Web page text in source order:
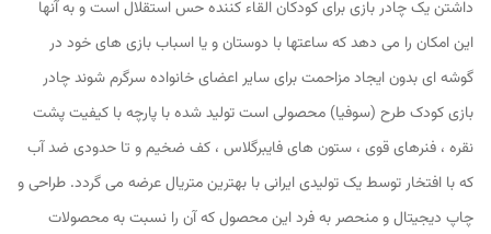
داشتن یک چادر بازی برای کودکان القاء کننده حس استقلال است و به آنها
این امکان را می دهد که ساعتها با دوستان و یا اسباب بازی های خود در
گوشه ای بدون ایجاد مزاحمت برای سایر اعضای خانواده سرگرم شوند چادر
بازی کودک طرح (سوفیا) محصولی است تولید شده با پارچه با کیفیت پشت
نقره ، فنرهای قوی ، ستون های فایبرگلاس ، کف ضخیم و تا حدودی ضد آب
که با افتخار توسط یک تولیدی ایرانی با بهترین متریال عرضه می گردد. طراحی و
چاپ دیجیتال و منحصر به فرد این محصول که آن را نسبت به محصولات